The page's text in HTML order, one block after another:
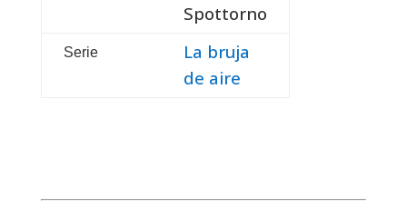
Spottorno
Serie
La bruja
de aire